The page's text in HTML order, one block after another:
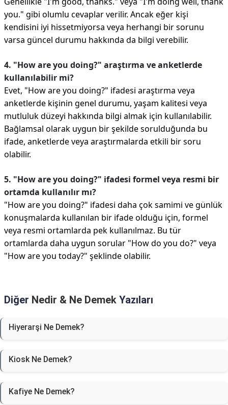
you." gibi olumlu cevaplar verilir. Ancak eğer kişi
kendisini iyi hissetmiyorsa veya herhangi bir sorunu
varsa güncel durumu hakkında da bilgi verebilir.
4. "How are you doing?" araştırma ve anketlerde
kullanılabilir mi?
Evet, "How are you doing?" ifadesi araştırma veya
anketlerde kişinin genel durumu, yaşam kalitesi veya
mutluluk düzeyi hakkında bilgi almak için kullanılabilir.
Bağlamsal olarak uygun bir şekilde sorulduğunda bu
ifade, anketlerde veya araştırmalarda etkili bir soru
olabilir.
5. "How are you doing?" ifadesi formel veya resmi bir
ortamda kullanılır mı?
"How are you doing?" ifadesi daha çok samimi ve günlük
konuşmalarda kullanılan bir ifade olduğu için, formel
veya resmi ortamlarda pek kullanılmaz. Bu tür
ortamlarda daha uygun sorular "How do you do?" veya
"How are you today?" şeklinde olabilir.
Diğer Nedir & Ne Demek Yazıları
Hiyerarşi Ne Demek?
Kiosk Ne Demek?
Kafiye Ne Demek?